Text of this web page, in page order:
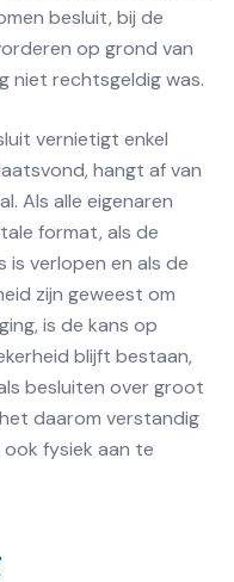
besluit, bij de
op grond van
niet rechtsgeldig was.
vernietigt enkel
hangt af van
Als alle eigenaren
format, als de
is verlopen en als de
zijn geweest om
is de kans op
blijft bestaan,
besluiten over groot
daarom verstandig
fysiek aan te